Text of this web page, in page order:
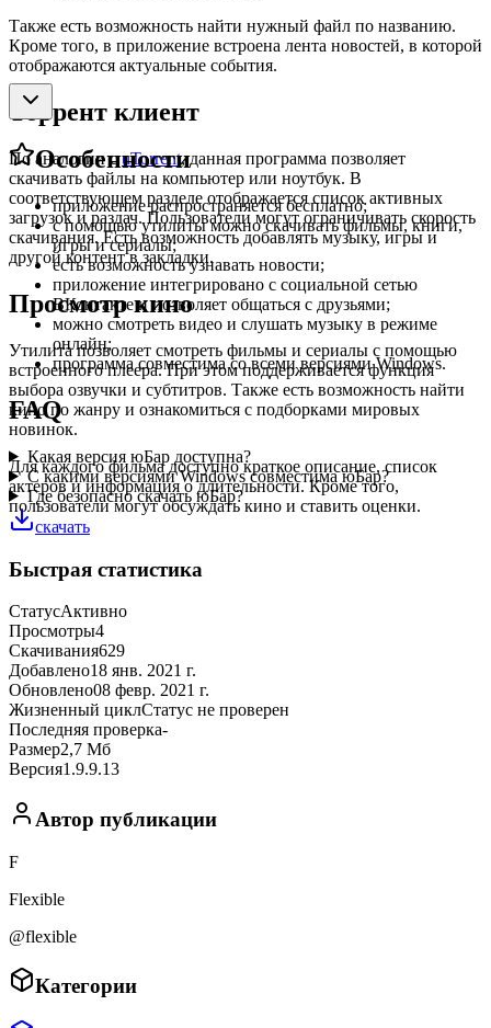
Также есть возможность найти нужный файл по названию.
Кроме того, в приложение встроена лента новостей, в которой
отображаются актуальные события.
Торрент клиент
По аналогии сuTorrent, данная программа позволяет
скачивать файлы на компьютер или ноутбук. В
соответствующем разделе отображается список активных
загрузок и раздач. Пользователи могут ограничивать скорость
скачивания. Есть возможность добавлять музыку, игры и
другой контент в закладки.
Просмотр кино
Утилита позволяет смотреть фильмы и сериалы с помощью
встроенного плеера. При этом поддерживается функция
выбора озвучки и субтитров. Также есть возможность найти
кино по жанру и ознакомиться с подборками мировых
новинок.
Для каждого фильма доступно краткое описание, список
актеров и информация о длительности. Кроме того,
пользователи могут обсуждать кино и ставить оценки.
Особенности
приложение распространяется бесплатно;
с помощью утилиты можно скачивать фильмы, книги,
игры и сериалы;
есть возможность узнавать новости;
приложение интегрировано с социальной сетью
ВКонтакте и позволяет общаться с друзьями;
можно смотреть видео и слушать музыку в режиме
онлайн;
программа совместима со всеми версиями Windows.
FAQ
Какая версия юБар доступна?
С какими версиями Windows совместима юБар?
Где безопасно скачать юБар?
скачать
Быстрая статистика
СтатусАктивно
Просмотры4
Скачивания629
Добавлено18 янв. 2021 г.
Обновлено08 февр. 2021 г.
Жизненный циклСтатус не проверен
Последняя проверка-
Размер2,7 Мб
Версия1.9.9.13
Автор публикации
F
Flexible
@flexible
Категории